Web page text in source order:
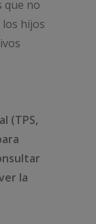
que no
los hijos
(TPS,
la